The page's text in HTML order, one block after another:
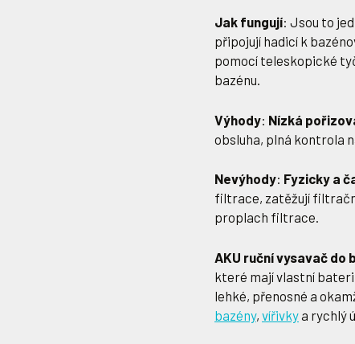
Jak fungují: Jsou to
připojují hadicí k
pomocí teleskopické
bazénu.
Výhody: Nízká
obsluha, plná kontrola
Nevýhody: Fyzicky a
filtrace, zatěžují
proplach filtrace.
AKU ruční vysavač do
které mají vlastní
lehké, přenosné a
bazény, vířivkya rychlý